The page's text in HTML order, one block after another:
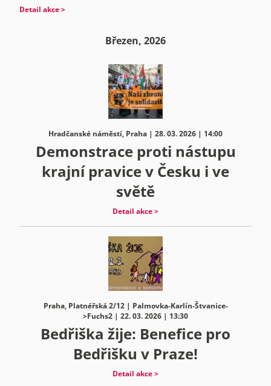
Detail akce >
Březen, 2026
Hradčanské náměstí, Praha | 28. 03. 2026 | 14:00
Demonstrace proti nástupu
krajní pravice v Česku i ve
světě
Detail akce >
Praha, Platnéřská 2/12 | Palmovka-Karlín-Štvanice-
>Fuchs2 | 22. 03. 2026 | 13:30
Bedřiška žije: Benefice pro
Bedřišku v Praze!
Detail akce >